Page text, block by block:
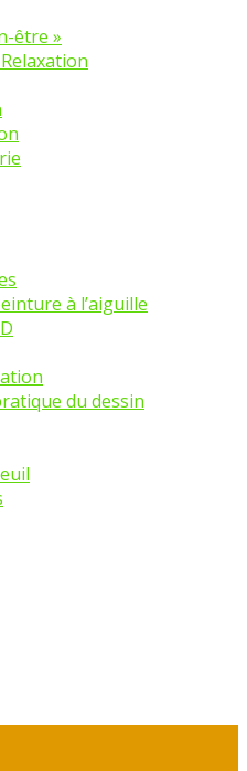
être »
à l’aiguille
du dessin